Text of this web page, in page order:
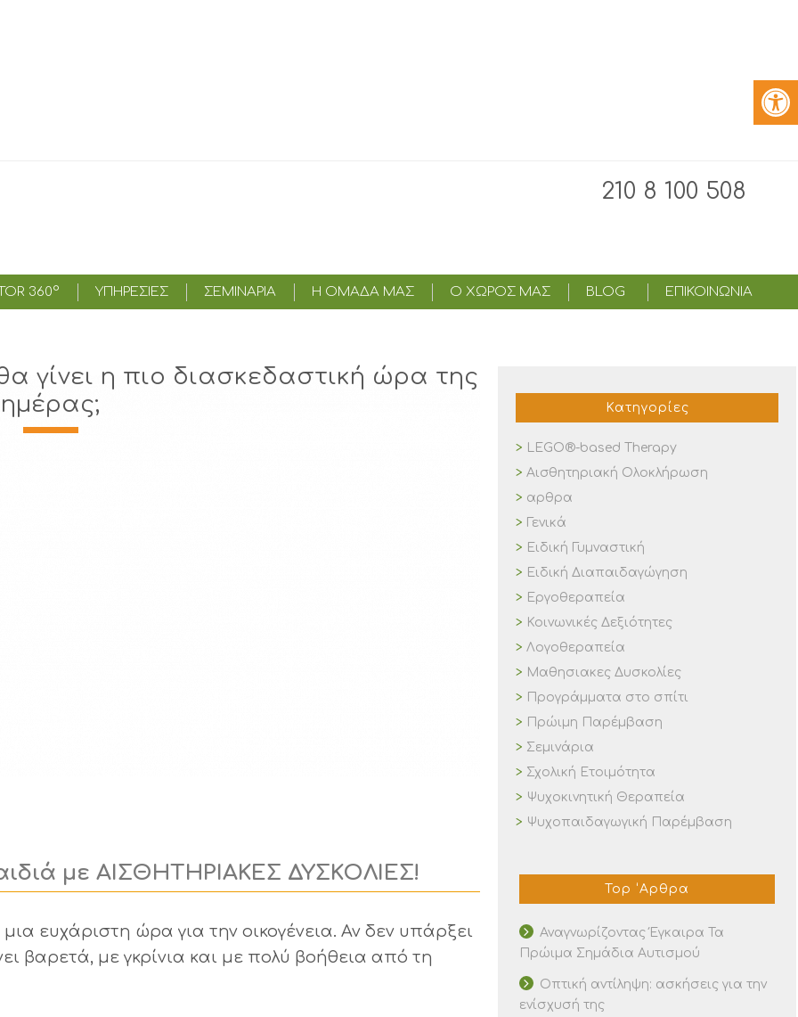
210 8 100 508
360° ΥΠΗΡΕΣΊΕΣ ΣΕΜΙΝΑΡΙΑ Η ΟΜΑΔΑ ΜΑΣ Ο ΧΩΡΟΣ ΜΑΣ BLOG ΕΠΙΚΟΙΝΩΝΙΑ
γίνει η πιο διασκεδαστική ώρα της
ημέρας;
με ΑΙΣΘΗΤΗΡΙΑΚΕΣ ΔΥΣΚΟΛΙΕΣ!
ευχάριστη ώρα για την οικογένεια. Αν δεν υπάρξει
βαρετά, με γκρίνια και με πολύ βοήθεια από τη
Κατηγορίες
LEGO®-based Therapy
Αισθητηριακή Ολοκλήρωση
αρθρα
Γενικά
Ειδική Γυμναστική
Ειδική Διαπαιδαγώγηση
Εργοθεραπεία
Κοινωνικές Δεξιότητες
Λογοθεραπεία
Μαθησιακες Δυσκολίες
Προγράμματα στο σπίτι
Πρώιμη Παρέμβαση
Σεμινάρια
Σχολική Ετοιμότητα
Ψυχοκινητική Θεραπεία
Ψυχοπαιδαγωγική Παρέμβαση
Top ‘Αρθρα
Αναγνωρίζοντας Έγκαιρα Τα
Πρώιμα Σημάδια Αυτισμού
Οπτική αντίληψη: ασκήσεις για την
ενίσχυσή της